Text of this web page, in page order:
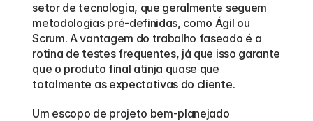
setor de tecnologia, que geralmente seguem
metodologias pré-definidas, como Ágil ou
Scrum. A vantagem do trabalho faseado é a
rotina de testes frequentes, já que isso garante
que o produto final atinja quase que
totalmente as expectativas do cliente.
Um escopo de projeto bem-planejado